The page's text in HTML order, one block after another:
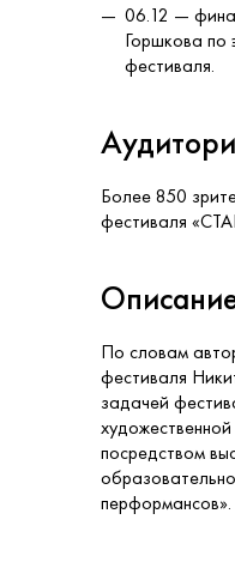
06.12 —
Горшкова по
фестиваля.
Более 850
фестиваля
По словам
фестиваля
задачей
посредством
перформансов».